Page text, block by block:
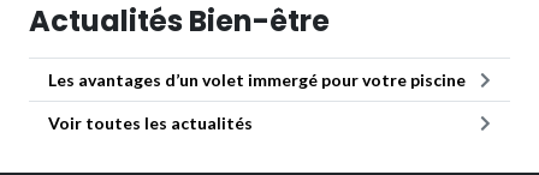
Actualités Bien-être
Les avantages d’un volet immergé pour votre piscine
Voir toutes les actualités